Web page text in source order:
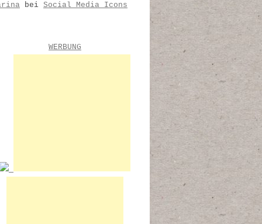
bei Social Media Icons
WERBUNG